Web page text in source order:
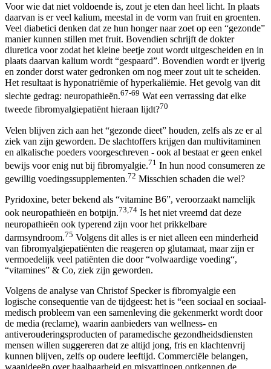
Voor wie dat niet voldoende is, zout je eten dan heel licht. In plaats
daarvan is er veel kalium, meestal in de vorm van fruit en groenten.
Veel diabetici denken dat ze hun honger naar zoet op een “gezonde”
manier kunnen stillen met fruit. Bovendien schrijft de dokter
diuretica voor zodat het kleine beetje zout wordt uitgescheiden en in
plaats daarvan kalium wordt “gespaard”. Bovendien wordt er ijverig
en zonder dorst water gedronken om nog meer zout uit te scheiden.
Het resultaat is hyponatriëmie of hyperkaliëmie. Het gevolg van dit
slechte gedrag: neuropathieën.67-69 Wat een verrassing dat elke
tweede fibromyalgiepatiënt hieraan lijdt?70
Velen blijven zich aan het “gezonde dieet” houden, zelfs als ze er al
ziek van zijn geworden. De slachtoffers krijgen dan multivitaminen
en alkalische poeders voorgeschreven - ook al bestaat er geen enkel
bewijs voor enig nut bij fibromyalgie.71 In hun nood consumeren ze
gewillig voedingssupplementen.72 Misschien schaden die wel?
Pyridoxine, beter bekend als “vitamine B6”, veroorzaakt namelijk
ook neuropathieën en botpijn.73,74 Is het niet vreemd dat deze
neuropathieën ook typerend zijn voor het prikkelbare
darmsyndroom.75 Volgens dit alles is er niet alleen een minderheid
van fibromyalgiepatiënten die reageren op glutamaat, maar zijn er
vermoedelijk veel patiënten die door “volwaardige voeding“,
“vitamines” & Co, ziek zijn geworden.
Volgens de analyse van Christof Specker is fibromyalgie een
logische consequentie van de tijdgeest: het is “een sociaal en sociaal-
medisch probleem van een samenleving die gekenmerkt wordt door
de media (reclame), waarin aanbieders van wellness- en
antiverouderingsproducten of paramedische gezondheidsdiensten
mensen willen suggereren dat ze altijd jong, fris en klachtenvrij
kunnen blijven, zelfs op oudere leeftijd. Commerciële belangen,
waanideeën over haalbaarheid en misvattingen ontkennen de